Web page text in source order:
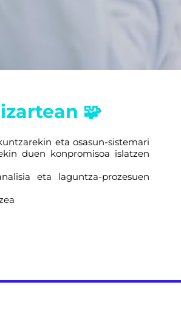
🧩
eta osasun-sistemari
duen konpromisoa islatzen
eta laguntza-prozesuen